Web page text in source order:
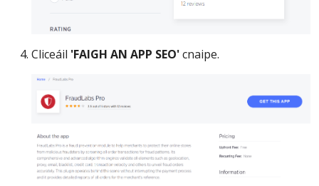
Cliceáil 'FAIGH AN APP SEO'cnaipe.